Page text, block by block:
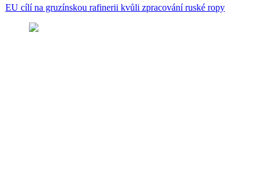
EU cílí na gruzínskou rafinerii kvůli zpracování ruské ropy